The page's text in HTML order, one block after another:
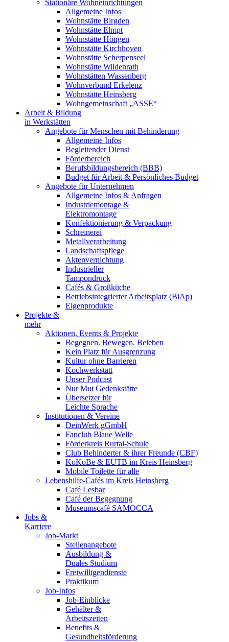
Stationäre Wohneinrichtungen
Allgemeine Infos
Wohnstätte Birgden
Wohnstätte Elmpt
Wohnstätte Höngen
Wohnstätte Kirchhoven
Wohnstätte Scherpenseel
Wohnstätte Wildenrath
Wohnstätten Wassenberg
Wohnverbund Erkelenz
Wohnstätte Heinsberg
Wohngemeinschaft „ASSE“
Arbeit & Bildung
in Werkstätten
Angebote für Menschen mit Behinderung
Allgemeine Infos
Begleitender Dienst
Förderbereich
Berufsbildungsbereich (BBB)
Budget für Arbeit & Persönliches Budget
Angebote für Unternehmen
Allgemeine Infos & Anfragen
Industriemontage &
Elektromontage
Konfektionierung & Verpackung
Schreinerei
Metallverarbeitung
Landschaftspflege
Aktenvernichtung
Industrieller
Tampondruck
Cafés & Großküche
Betriebsintegrierter Arbeitsplatz (BiAp)
Eigenprodukte
Projekte &
mehr
Aktionen, Events & Projekte
Begegnen. Bewegen. Beleben
Kein Platz für Ausgrenzung
Kultur ohne Barrieren
Kochwerkstatt
Unser Podcast
Nur Mut Gedenkstätte
Übersetzer für
Leichte Sprache
Institutionen & Vereine
DeinWerk gGmbH
Fanclub Blaue Welle
Förderkreis Rurtal-Schule
Club Behinderter & ihrer Freunde (CBF)
KoKoBe & EUTB im Kreis Heinsberg
Mobile Toilette für alle
Lebenshilfe-Cafés im Kreis Heinsberg
Café Lesbar
Café der Begegnung
Museumscafé SAMOCCA
Jobs &
Karriere
Job-Markt
Stellenangebote
Ausbildung &
Duales Studium
Freiwilligendienste
Praktikum
Job-Infos
Job-Einblicke
Gehälter &
Arbeitszeiten
Benefits &
Gesundheitsförderung